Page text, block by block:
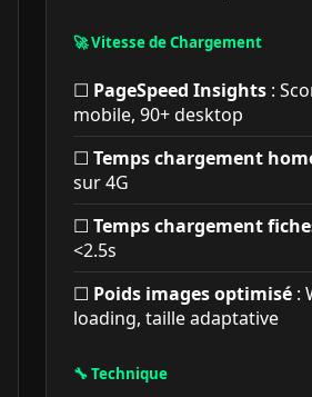
🚀 Vitesse de Chargement
☐ PageSpeed Insights :
mobile, 90+ desktop
☐ Temps chargement
sur 4G
☐ Temps chargement
<2.5s
☐ Poids images optimisé :
loading, taille adaptative
🔧 Technique